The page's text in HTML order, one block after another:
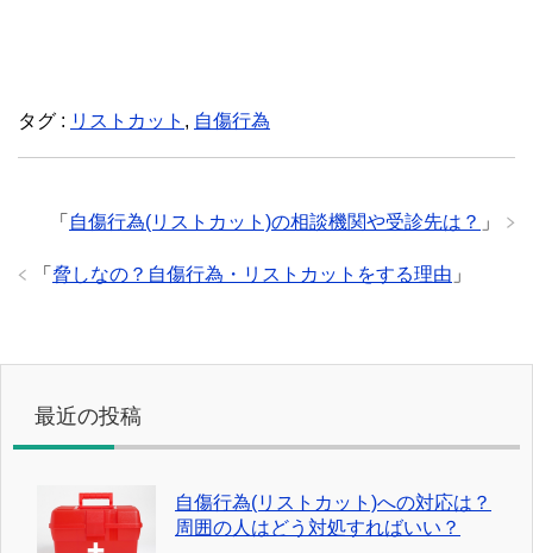
タグ : リストカット , 自傷行為
「 自傷行為(リストカット)の相談機関や受診先は？ 」
「 脅しなの？自傷行為・リストカットをする理由 」
最近の投稿
自傷行為(リストカット)への対応は？
周囲の人はどう対処すればいい？